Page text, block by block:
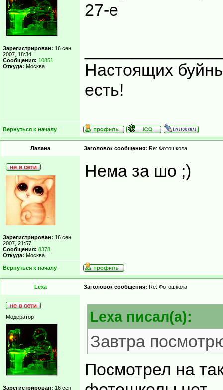
Зарегистрирован: 16 сен
2007, 18:34
Сообщения: 10851
Откуда: Москва
27-е
Настоящих
есть!
Вернуться к началу
Лалана Заголовок сообщения: Re: Фотошкола
Зарегистрирован: 16 сен
2007, 21:57
Сообщения: 8378
Откуда: Москва
Нема за шо ;)
Вернуться к началу
Lexa Заголовок сообщения: Re: Фотошкола
Модератор
Зарегистрирован: 16 сен
Lexa писал(а):
Завтра
Посмотрел на